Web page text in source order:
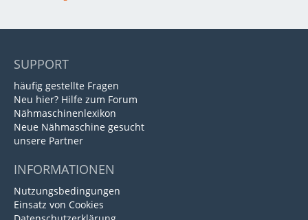
SUPPORT
häufig gestellte Fragen
Neu hier? Hilfe zum Forum
Nähmaschinenlexikon
Neue Nähmaschine gesucht
unsere Partner
INFORMATIONEN
Nutzungsbedingungen
Einsatz von Cookies